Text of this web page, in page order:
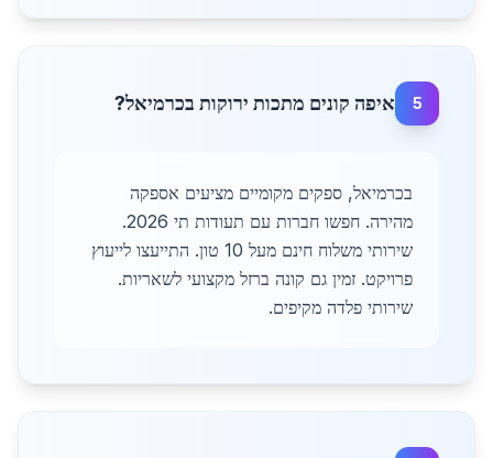
5 איפה קונים מתכות ירוקות בכרמיאל?
בכרמיאל, ספקים מקומיים מציעים אספקה
מהירה. חפשו חברות עם תעודות תי 2026.
שירותי משלוח חינם מעל 10 טון. התייעצו לייעוץ
פרויקט. זמין גם קונה ברזל מקצועי לשאריות.
שירותי פלדה מקיפים.